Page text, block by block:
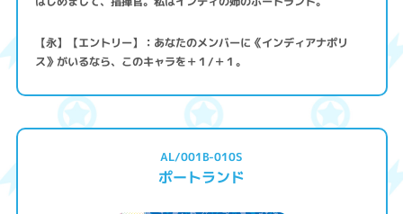
【永】【エントリー】：あなたのメンバーに《インディアナポリ
ス》がいるなら、このキャラを＋１/＋１。
AL/001B-010S
ポートランド